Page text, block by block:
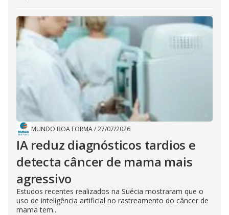
MUNDO BOA FORMA/27/07/2026
IA reduz diagnósticos tardios e
detecta câncer de mama mais
agressivo
Estudos recentes realizados na Suécia mostraram que o
uso de inteligência artificial no rastreamento do câncer de
mama tem...